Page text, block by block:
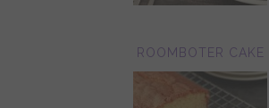
ROOMBOTER CAKE